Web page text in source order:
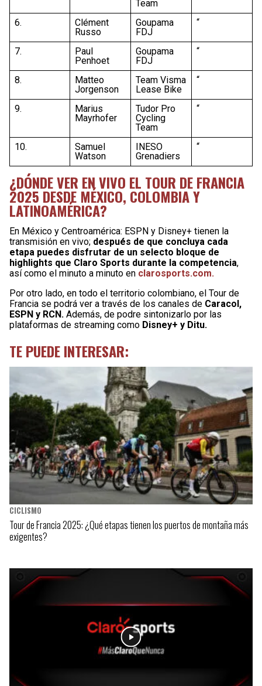
Team
6.
Clément
Russo
Goupama
FDJ
“
7.
Paul
Penhoet
Goupama
FDJ
“
8.
Matteo
Jorgenson
Team Visma
Lease Bike
“
9.
Marius
Mayrhofer
Tudor Pro
Cycling
Team
“
10.
Samuel
Watson
INESO
Grenadiers
“
¿DÓNDE VER EN VIVO EL TOUR DE FRANCIA
2025 DESDE MÉXICO, COLOMBIA Y
LATINOAMÉRICA?
En México y Centroamérica: ESPN y Disney+ tienen la
transmisión en vivo; después de que concluya cada
etapa puedes disfrutar de un selecto bloque de
highlights que Claro Sports durante la competencia,
así como el minuto a minuto en clarosports.com.
Por otro lado, en todo el territorio colombiano, el Tour de
Francia se podrá ver a través de los canales de Caracol,
ESPN y RCN. Además, de podre sintonizarlo por las
plataformas de streaming como Disney+ y Ditu.
TE PUEDE INTERESAR:
CICLISMO
Tour de Francia 2025: ¿Qué etapas tienen los puertos de montaña más
exigentes?